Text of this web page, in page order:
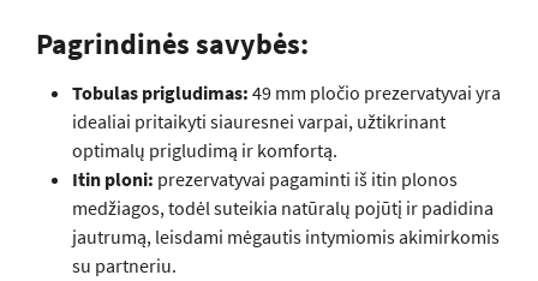
Pagrindinės savybės:
Tobulas prigludimas: 49 mm pločio prezervatyvai yra
idealiai pritaikyti siauresnei varpai, užtikrinant
optimalų prigludimą ir komfortą.
Itin ploni: prezervatyvai pagaminti iš itin plonos
medžiagos, todėl suteikia natūralų pojūtį ir padidina
jautrumą, leisdami mėgautis intymiomis akimirkomis
su partneriu.